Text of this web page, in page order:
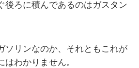
後ろに積んであるのはガスタン
ソリンなのか、それともこれが
わかりません。